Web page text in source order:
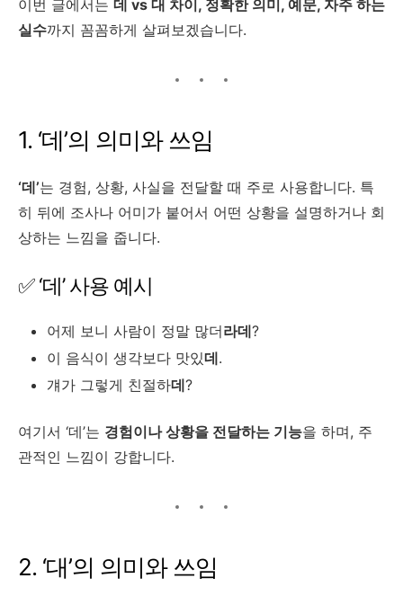
이번 글에서는 데 vs 대 차이, 정확한 의미, 예문, 자주 하는
실수까지 꼼꼼하게 살펴보겠습니다.
1. ‘데’의 의미와 쓰임
‘데’는 경험, 상황, 사실을 전달할 때 주로 사용합니다. 특
히 뒤에 조사나 어미가 붙어서 어떤 상황을 설명하거나 회
상하는 느낌을 줍니다.
✅ ‘데’ 사용 예시
어제 보니 사람이 정말 많더라데?
이 음식이 생각보다 맛있데.
걔가 그렇게 친절하데?
여기서 ‘데’는 경험이나 상황을 전달하는 기능을 하며, 주
관적인 느낌이 강합니다.
2. ‘대’의 의미와 쓰임